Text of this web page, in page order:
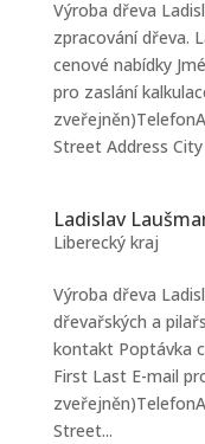
Výroba dřeva
zpracování dřeva.
cenové nabídky
pro zaslání
Street Address City
Ladislav
Liberecký kraj
Výroba dřeva
dřevařských a
kontakt Poptávka
First Last E-mail
Street...